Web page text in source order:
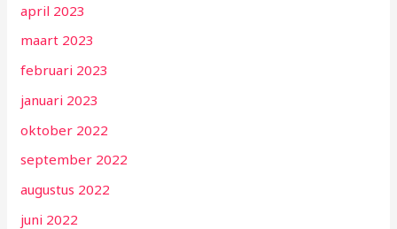
april 2023
maart 2023
februari 2023
januari 2023
oktober 2022
september 2022
augustus 2022
juni 2022